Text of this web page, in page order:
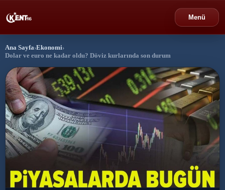
Menü
Bursa
Gündem ›
Politika ›
Spor
Ekonomi ›
Eğitim ›
Ana Sayfa›Ekonomi›
Dolar ve euro ne kadar oldu? Döviz kurlarında son durum